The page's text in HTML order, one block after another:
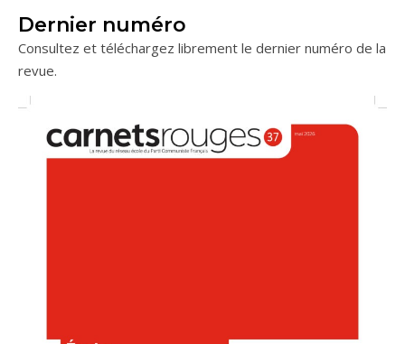
Dernier numéro
Consultez et téléchargez librement le dernier numéro de la
revue.